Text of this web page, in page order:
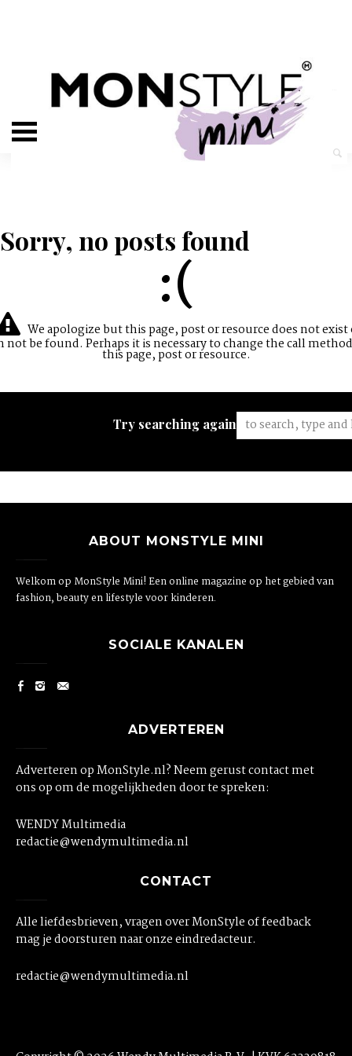
Sorry, no posts found
:(
We apologize but this page, post or resource does not exist
not be found. Perhaps it is necessary to change the call
this page, post or resource.
Try searching again:
ABOUT MONSTYLE MINI
Welkom op MonStyle Mini! Een online magazine op het gebied van
fashion, beauty en lifestyle voor kinderen.
SOCIALE KANALEN
ADVERTEREN
Adverteren op MonStyle.nl? Neem gerust contact met
ons op om de mogelijkheden door te spreken:
WENDY Multimedia
redactie@wendymultimedia.nl
CONTACT
Alle liefdesbrieven, vragen over MonStyle of feedback
mag je doorsturen naar onze eindredacteur.
redactie@wendymultimedia.nl